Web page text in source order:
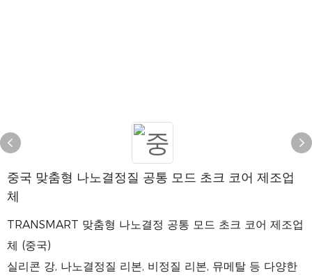
중국 맞춤형 나노결정질 공통 모드 초크 코어 제조업
체
TRANSMART 맞춤형 나노결정 공통 모드 초크 코어 제조업
체 (중국)
실리콘 강, 나노결정질 리본, 비정질 리본, 뮤메탈 등 다양한